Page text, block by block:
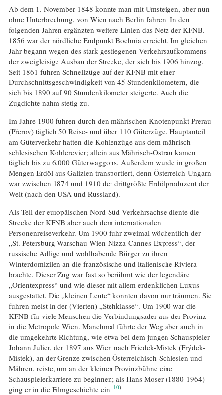
Ab dem 1. November 1848 konnte man mit Umsteigen, aber nun
ohne Unterbrechung, von Wien nach Berlin fahren. In den
folgenden Jahren ergänzten weitere Linien das Netz der KFNB.
1856 war der nördliche Endpunkt Bochnia erreicht. Im gleichen
Jahr begann wegen des stark gestiegenen Verkehrsaufkommens
der zweigleisige Ausbau der Strecke, der sich bis 1906 hinzog.
Seit 1861 fuhren Schnellzüge auf der KFNB mit einer
Durchschnittsgeschwindigkeit von 45 Stundenkilometern, die
sich bis 1890 auf 90 Stundenkilometer steigerte. Auch die
Zugdichte nahm stetig zu.
Im Jahre 1900 fuhren durch den mährischen Knotenpunkt Prerau
(Přerov) täglich 50 Reise- und über 110 Güterzüge. Hauptanteil
am Güterverkehr hatten die Kohlenzüge aus dem mährisch-
schlesischen Kohlerevier; allein aus Mährisch-Ostrau kamen
täglich bis zu 6.000 Güterwaggons. Außerdem wurde in großen
Mengen Erdöl aus Galizien transportiert, denn Österreich-Ungarn
war zwischen 1874 und 1910 der drittgrößte Erdölproduzent der
Welt (nach den USA und Russland).
Als Teil der europäischen Nord-Süd-Verkehrsachse diente die
Strecke der KFNB aber auch dem internationalen
Personenreiseverkehr. Um 1900 fuhr zweimal wöchentlich der
„St. Petersburg-Warschau-Wien-Nizza-Cannes-Express“, der
russische Adlige und wohlhabende Bürger zu ihren
Winterdomizilen an die französische und italienische Riviera
brachte. Dieser Zug war fast so berühmt wie der legendäre
„Orientexpress“ und wie dieser mit allem erdenklichen Luxus
ausgestattet. Die „kleinen Leute“ konnten davon nur träumen. Sie
fuhren meist in der (Vierten) „Stehklasse“. Um 1900 war die
KFNB für viele Menschen die Verbindungsader aus der Provinz
in die Metropole Wien. Manchmal führte der Weg aber auch in
die umgekehrte Richtung, wie etwa bei dem jungen Schauspieler
Johann Julier, der 1897 aus Wien nach Friedek-Mistek (Frýdek-
Místek), an der Grenze zwischen Österreichisch-Schlesien und
Mähren, reiste, um an der kleinen Provinzbühne eine
Schauspielerkarriere zu beginnen; als Hans Moser (1880-1964)
ging er in die Filmgeschichte ein. 10